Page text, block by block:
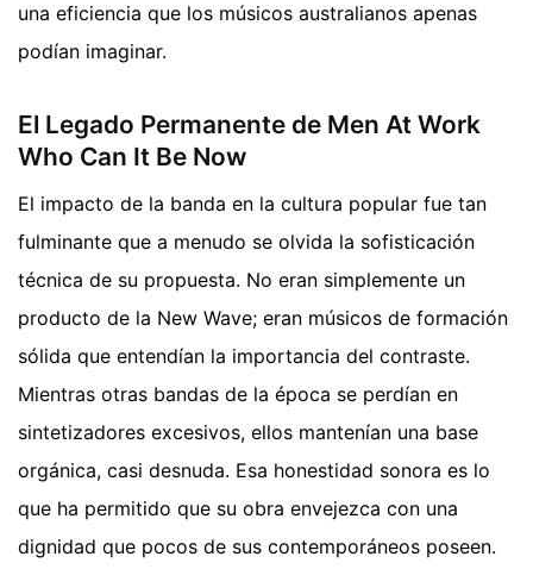
una eficiencia que los músicos australianos apenas
podían imaginar.
El Legado Permanente de Men At Work
Who Can It Be Now
El impacto de la banda en la cultura popular fue tan
fulminante que a menudo se olvida la sofisticación
técnica de su propuesta. No eran simplemente un
producto de la New Wave; eran músicos de formación
sólida que entendían la importancia del contraste.
Mientras otras bandas de la época se perdían en
sintetizadores excesivos, ellos mantenían una base
orgánica, casi desnuda. Esa honestidad sonora es lo
que ha permitido que su obra envejezca con una
dignidad que pocos de sus contemporáneos poseen.